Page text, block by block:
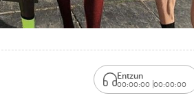
Entzun
00:00:00 00:00:00